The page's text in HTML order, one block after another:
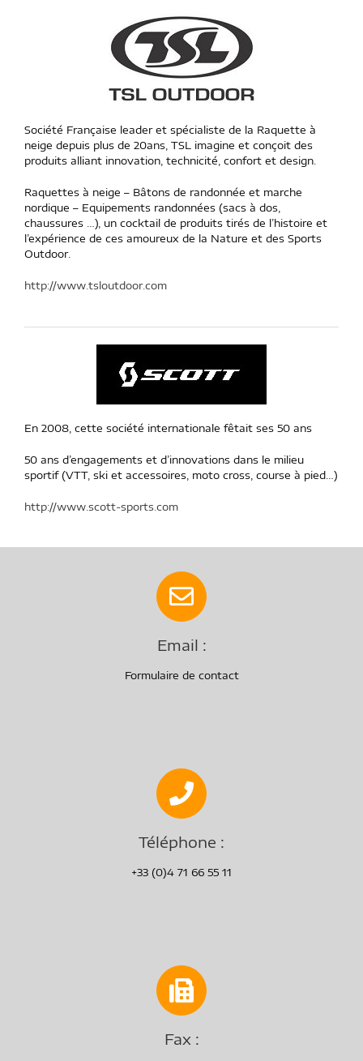
Société Française leader et spécialiste de la Raquette à
neige depuis plus de 20ans, TSL imagine et conçoit des
produits alliant innovation, technicité, confort et design.
Raquettes à neige – Bâtons de randonnée et marche
nordique – Equipements randonnées (sacs à dos,
chaussures …), un cocktail de produits tirés de l’histoire et
l’expérience de ces amoureux de la Nature et des Sports
Outdoor.
http://www.tsloutdoor.com
En 2008, cette société internationale fêtait ses 50 ans
50 ans d’engagements et d’innovations dans le milieu
sportif (VTT, ski et accessoires, moto cross, course à pied…)
http://www.scott-sports.com
Email :
Formulaire de contact
Téléphone :
+33 (0)4 71 66 55 11
Fax :